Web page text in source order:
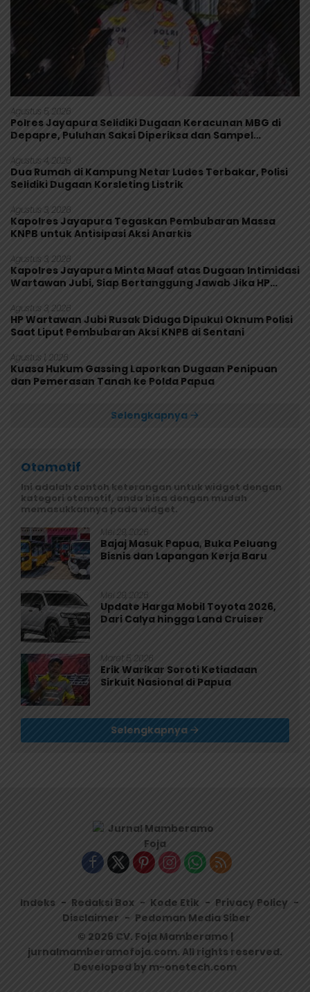
Agustus 5, 2026
Polres Jayapura Selidiki Dugaan Keracunan MBG di
Depapre, Puluhan Saksi Diperiksa dan Sampel
Agustus 4, 2026
Dua Rumah di Kampung Netar Ludes Terbakar, Polisi
Selidiki Dugaan Korsleting Listrik
Agustus 3, 2026
Kapolres Jayapura Tegaskan Pembubaran Massa
KNPB untuk Antisipasi Aksi Anarkis
Agustus 3, 2026
Kapolres Jayapura Minta Maaf atas Dugaan Intimidasi
Wartawan Jubi, Siap Bertanggung Jawab Jika HP
Agustus 3, 2026
HP Wartawan Jubi Rusak Diduga Dipukul Oknum Polisi
Saat Liput Pembubaran Aksi KNPB di Sentani
Agustus 1, 2026
Kuasa Hukum Gassing Laporkan Dugaan Penipuan
dan Pemerasan Tanah ke Polda Papua
Selengkapnya
Otomotif
Ini adalah contoh keterangan untuk widget dengan
kategori otomotif, anda bisa dengan mudah
memasukkannya pada widget.
Mei 29, 2026
Bajaj Masuk Papua, Buka Peluang
Bisnis dan Lapangan Kerja Baru
Mei 29, 2026
Update Harga Mobil Toyota 2026,
Dari Calya hingga Land Cruiser
Maret 5, 2026
Erik Warikar Soroti Ketiadaan
Sirkuit Nasional di Papua
Selengkapnya
Indeks Redaksi Box Kode Etik
Privacy Policy
Disclaimer
Pedoman Media Siber
© 2026 CV. Foja Mamberamo |
jurnalmamberamofoja.com. All rights reserved.
Developed by m-onetech.com